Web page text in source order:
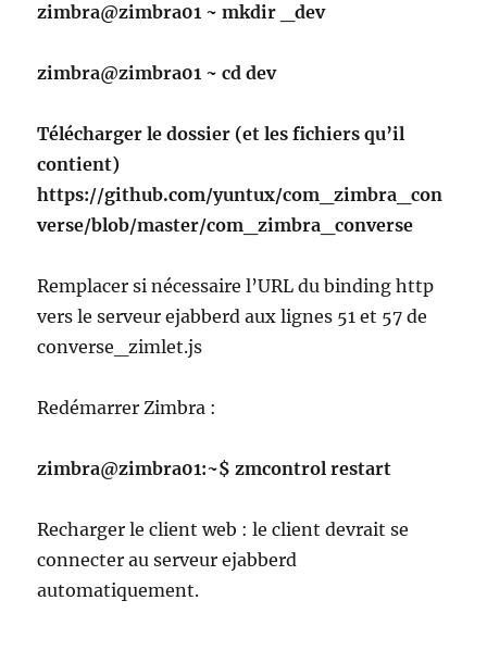
zimbra@zimbra01 ~ mkdir _dev
zimbra@zimbra01 ~ cd dev
Télécharger le dossier (et les fichiers qu’il
contient)
https://github.com/yuntux/com_zimbra_con
verse/blob/master/com_zimbra_converse
Remplacer si nécessaire l’URL du binding http
vers le serveur ejabberd aux lignes 51 et 57 de
converse_zimlet.js
Redémarrer Zimbra :
zimbra@zimbra01:~$ zmcontrol restart
Recharger le client web : le client devrait se
connecter au serveur ejabberd
automatiquement.